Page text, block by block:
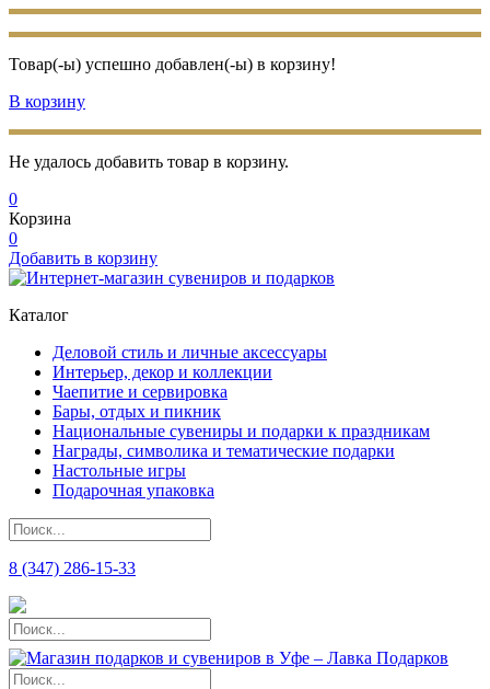
Товар(-ы) успешно добавлен(-ы) в корзину!
В корзину
Не удалось добавить товар в корзину.
0
Корзина
0
Добавить в корзину
Каталог
Деловой стиль и личные аксессуары
Интерьер, декор и коллекции
Чаепитие и сервировка
Бары, отдых и пикник
Национальные сувениры и подарки к праздникам
Награды, символика и тематические подарки
Настольные игры
Подарочная упаковка
8 (347) 286-15-33